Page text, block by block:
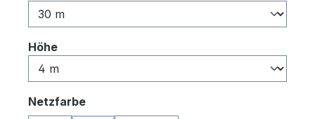
Höheauswählen
Netzfarbeauswählen